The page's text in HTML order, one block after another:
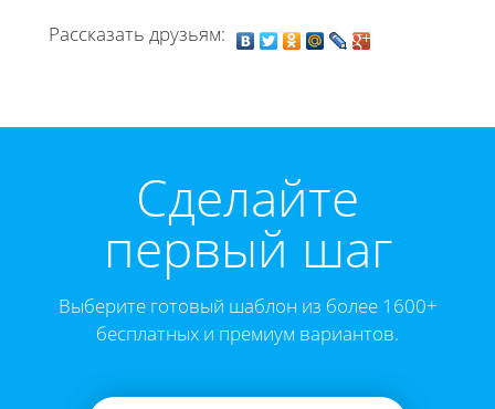
Рассказать друзьям:
Cделайте
первый шаг
Выберите готовый шаблон из более 1600+
бесплатных и премиум вариантов.